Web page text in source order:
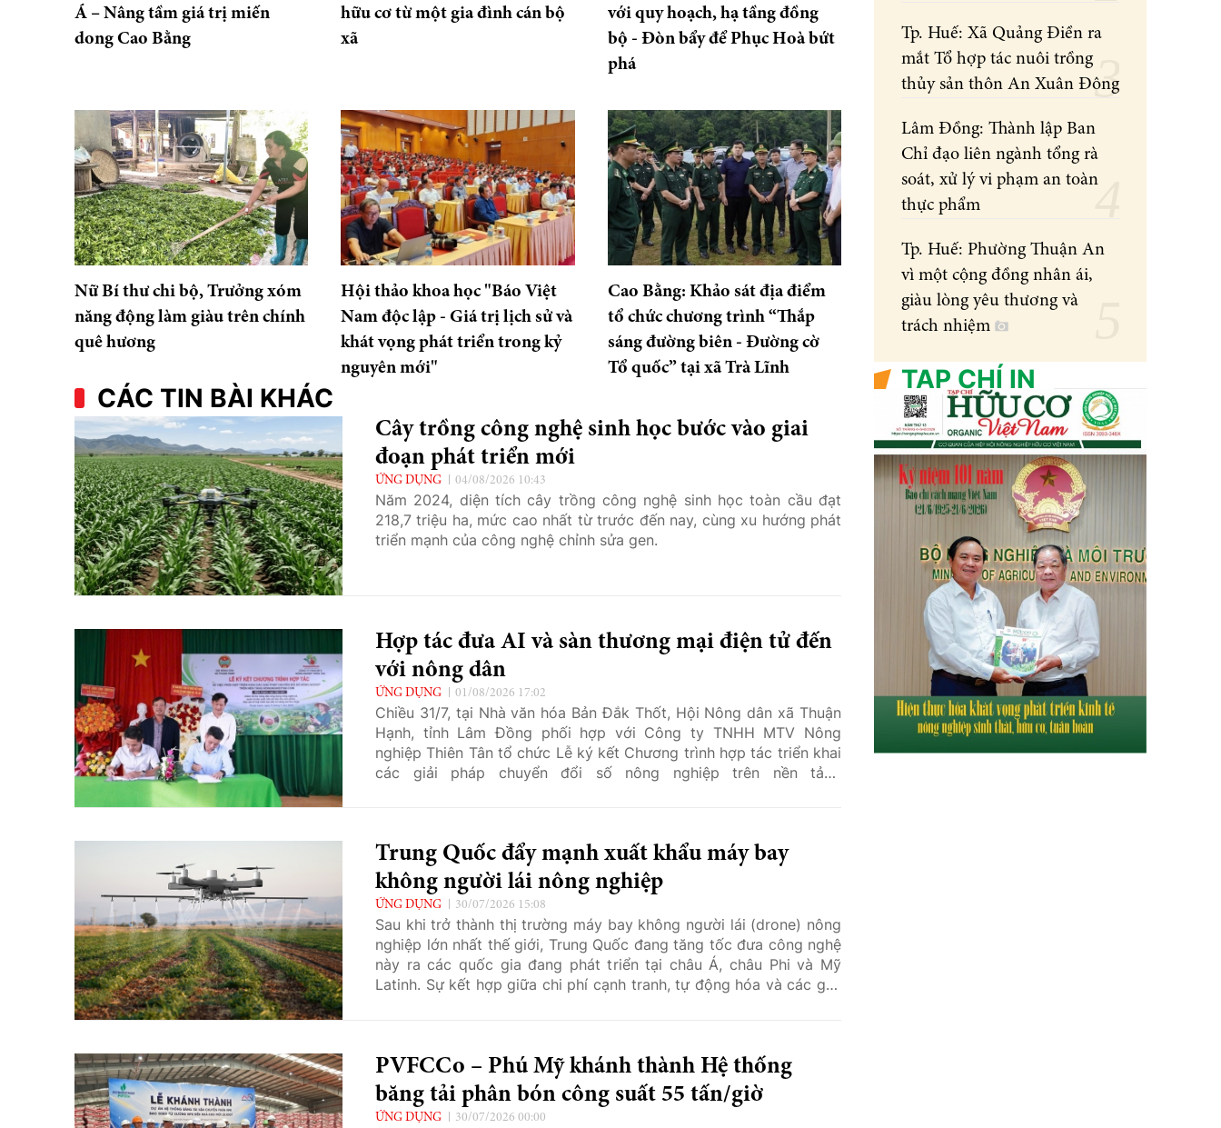
Á – Nâng tầm giá trị miến
dong Cao Bằng
hữu cơ từ một gia đình cán bộ
xã
với quy hoạch, hạ tầng đồng
bộ - Đòn bẩy để Phục Hoà bứt
phá
Nữ Bí thư chi bộ, Trưởng xóm
năng động làm giàu trên chính
quê hương
Hội thảo khoa học "Báo Việt
Nam độc lập - Giá trị lịch sử và
khát vọng phát triển trong kỷ
nguyên mới"
Cao Bằng: Khảo sát địa điểm
tổ chức chương trình “Thắp
sáng đường biên - Đường cờ
Tổ quốc” tại xã Trà Lĩnh
CÁC TIN BÀI KHÁC
Cây trồng công nghệ sinh học bước vào giai
đoạn phát triển mới
ỨNG DỤNG 04/08/2026 10:43
Năm 2024, diện tích cây trồng công nghệ sinh học toàn cầu đạt
218,7 triệu ha, mức cao nhất từ trước đến nay, cùng xu hướng phát
triển mạnh của công nghệ chỉnh sửa gen.
Hợp tác đưa AI và sàn thương mại điện tử đến
với nông dân
ỨNG DỤNG 01/08/2026 17:02
Chiều 31/7, tại Nhà văn hóa Bản Đắk Thốt, Hội Nông dân xã Thuận
Hạnh, tỉnh Lâm Đồng phối hợp với Công ty TNHH MTV Nông
nghiệp Thiên Tân tổ chức Lễ ký kết Chương trình hợp tác triển khai
các giải pháp chuyển đổi số nông nghiệp trên nền tảng
Trung Quốc đẩy mạnh xuất khẩu máy bay
không người lái nông nghiệp
ỨNG DỤNG 30/07/2026 15:08
Sau khi trở thành thị trường máy bay không người lái (drone) nông
nghiệp lớn nhất thế giới, Trung Quốc đang tăng tốc đưa công nghệ
này ra các quốc gia đang phát triển tại châu Á, châu Phi và Mỹ
Latinh. Sự kết hợp giữa chi phí cạnh tranh, tự động hóa và các giải
PVFCCo – Phú Mỹ khánh thành Hệ thống
băng tải phân bón công suất 55 tấn/giờ
ỨNG DỤNG 30/07/2026 00:00
Tp. Huế: Xã Quảng Điền ra
mắt Tổ hợp tác nuôi trồng
thủy sản thôn An Xuân Đông
Lâm Đồng: Thành lập Ban
Chỉ đạo liên ngành tổng rà
soát, xử lý vi phạm an toàn
thực phẩm
Tp. Huế: Phường Thuận An
vì một cộng đồng nhân ái,
giàu lòng yêu thương và
trách nhiệm
TẠP CHÍ IN